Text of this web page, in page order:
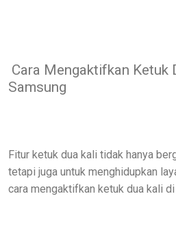
Cara Mengaktifkan Ketuk
Samsung
Fitur ketuk dua kali tidak hanya
tetapi juga untuk menghidupkan
cara mengaktifkan ketuk dua kali